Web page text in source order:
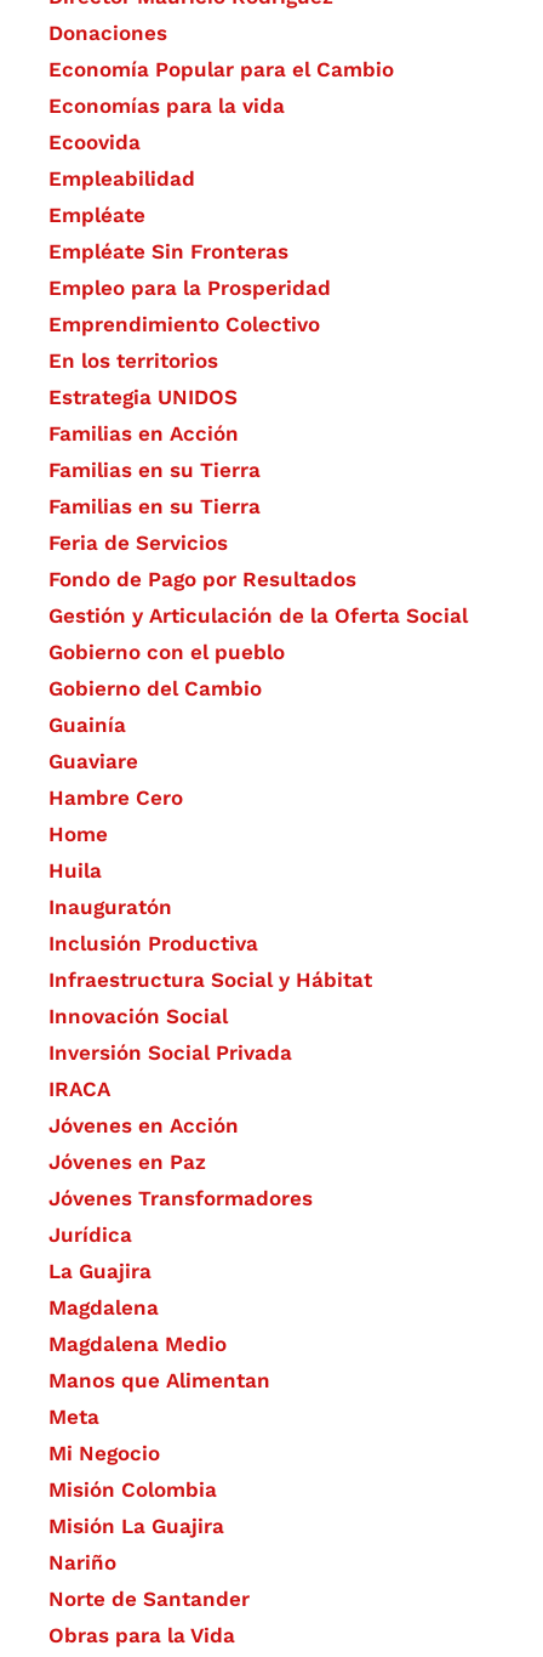
Donaciones
Economía Popular para el Cambio
Economías para la vida
Ecoovida
Empleabilidad
Empléate
Empléate Sin Fronteras
Empleo para la Prosperidad
Emprendimiento Colectivo
En los territorios
Estrategia UNIDOS
Familias en Acción
Familias en su Tierra
Familias en su Tierra
Feria de Servicios
Fondo de Pago por Resultados
Gestión y Articulación de la Oferta Social
Gobierno con el pueblo
Gobierno del Cambio
Guainía
Guaviare
Hambre Cero
Home
Huila
Inauguratón
Inclusión Productiva
Infraestructura Social y Hábitat
​Innovación Social
Inversión Social Privada
IRACA
Jóvenes en Acción
Jóvenes en Paz
Jóvenes Transformadores
Jurídica
La Guajira
Magdalena
Magdalena Medio
Manos que Alimentan
Meta
Mi Negocio
Misión Colombia
Misión La Guajira
Nariño
Norte de Santander
Obras para la Vida